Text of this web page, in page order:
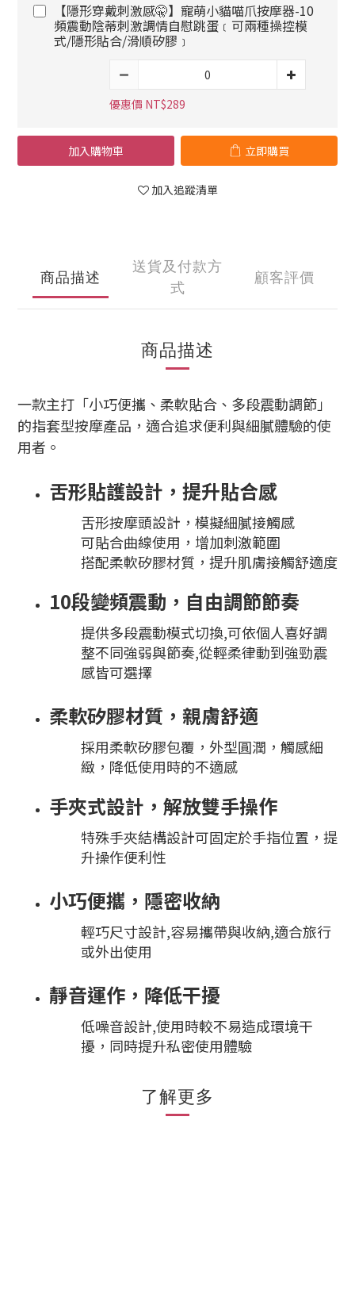
【隱形穿戴刺激感🤫】寵萌小貓喵爪按摩器-10
頻震動陰蒂刺激調情自慰跳蛋﹝可兩種操控模
式/隱形貼合/滑順矽膠﹞
優惠價 NT$289
加入購物車 立即購買
加入追蹤清單
商品描述
送貨及付款方
式
顧客評價
商品描述
一款主打「小巧便攜、柔軟貼合、多段震動調節」
的指套型按摩產品，適合追求便利與細膩體驗的使
用者。
舌形貼護設計，提升貼合感
舌形按摩頭設計，模擬細膩接觸感
可貼合曲線使用，增加刺激範圍
搭配柔軟矽膠材質，提升肌膚接觸舒適度
10段變頻震動，自由調節節奏
提供多段震動模式切換,可依個人喜好調
整不同強弱與節奏,從輕柔律動到強勁震
感皆可選擇
柔軟矽膠材質，親膚舒適
採用柔軟矽膠包覆，外型圓潤，觸感細
緻，降低使用時的不適感
手夾式設計，解放雙手操作
特殊手夾結構設計可固定於手指位置，提
升操作便利性
小巧便攜，隱密收納
輕巧尺寸設計,容易攜帶與收納,適合旅行
或外出使用
靜音運作，降低干擾
低噪音設計,使用時較不易造成環境干
擾，同時提升私密使用體驗
了解更多